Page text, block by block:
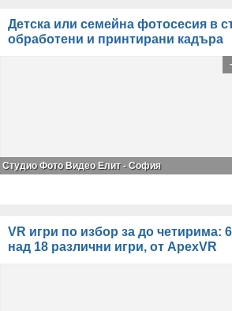
Детска или семейна фотосесия в
обработени и принтирани кадъра
Студио Фото Видео Елит - София
VR игри по избор за до четирима:
над 18 различни игри, от ApexVR